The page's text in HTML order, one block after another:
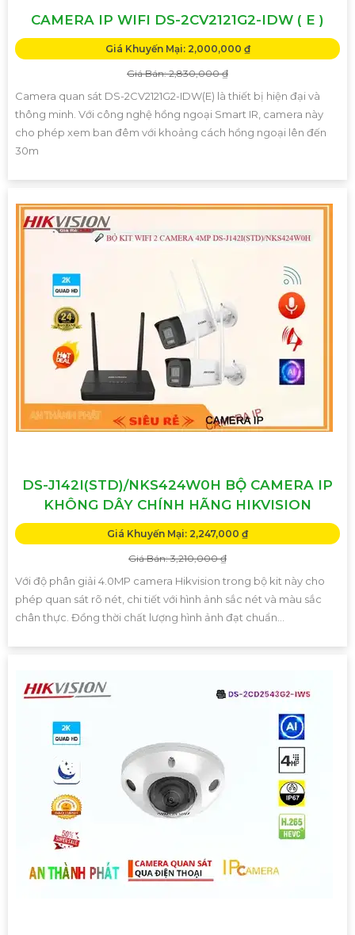
CAMERA IP WIFI DS-2CV2121G2-IDW ( E )
Giá Khuyến Mại: 2,000,000 ₫
Giá Bán: 2,830,000 ₫
Camera quan sát DS-2CV2121G2-IDW(E) là thiết bị hiện đại và
thông minh. Với công nghệ hồng ngoại Smart IR, camera này
cho phép xem ban đêm với khoảng cách hồng ngoại lên đến
30m
DS-J142I(STD)/NKS424W0H BỘ CAMERA IP
KHÔNG DÂY CHÍNH HÃNG HIKVISION
Giá Khuyến Mại: 2,247,000 ₫
Giá Bán: 3,210,000 ₫
Với độ phân giải 4.0MP camera Hikvision trong bộ kit này cho
phép quan sát rõ nét, chi tiết với hình ảnh sắc nét và màu sắc
chân thực. Đồng thời chất lượng hình ảnh đạt chuẩn...